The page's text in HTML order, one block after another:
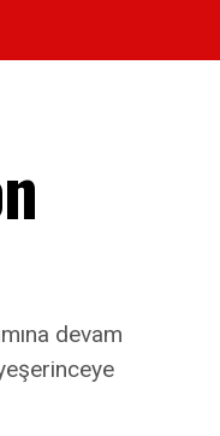
devam